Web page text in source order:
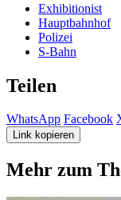
Exhibitionist
Hauptbahnhof
Polizei
S-Bahn
Teilen
WhatsApp Facebook
Link kopieren
Mehr zum